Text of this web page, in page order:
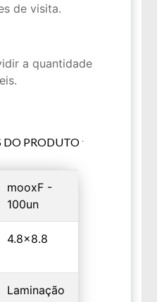
de visita.
a quantidade
DO PRODUTO
mooxF -
100un
4.8x8.8
Laminação